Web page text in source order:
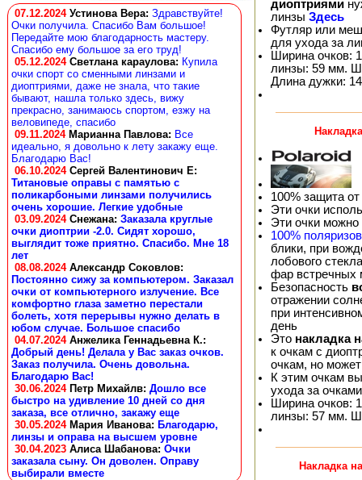
07.12.2024 Устинова Вера: Здравствуйте!
Очки получила. Спасибо Вам большое!
Передайте мою благодарность мастеру.
Спасибо ему большое за его труд!
05.12.2024 Светлана караулова: Купила
очки спорт со сменными линзами и
диоптриями, даже не знала, что такие
бывают, нашла только здесь, вижу
прекрасно, занимаюсь спортом, езжу на
веловипеде, спасибо
09.11.2024 Марианна Павлова: Все
идеально, я довольно к лету закажу еще.
Благодарю Вас!
06.10.2024 Сергей Валентинович Е:
Титановые оправы с памятью с
поликарбоными линзами получились
очень хорошие. Легкие удобные
03.09.2024 Снежана: Заказала круглые
очки диоптрии -2.0. Сидят хорошо,
выглядит тоже приятно. Спасибо. Мне 18
лет
08.08.2024 Александр Соковлов:
Постоянно сижу за компьютером. Заказал
очки от компьютерного излучение. Все
комфортно глаза заметно перестали
болеть, хотя перерывы нужно делать в
юбом случае. Большое спасибо
04.07.2024 Анжелика Геннадьевна К.:
Добрый день! Делала у Вас заказ очков.
Заказ получила. Очень довольна.
Благодарю Вас!
30.06.2024 Петр Михайлв: Дошло все
быстро на удивление 10 дней со дня
заказа, все отлично, закажу еще
30.05.2024 Мария Иванова: Благодарю,
линзы и оправа на высшем уровне
30.04.2023 Алиса Шабанова: Очки
заказала сыну. Он доволен. Оправу
выбирали вместе
диоптриями
линзы Здесь
Футляр или
для ухода за
Ширина очков:
линзы: 59 мм.
Длина дужки:
100% защита
Эти очки
Эти очки
100%
блики, при
лобового
фар встречных
Безопасность
отражении
при
день
Это накладка
к очкам с
очкам, но
К этим очкам
ухода за очками
Ширина очков:
линзы: 57 мм.
Накладка